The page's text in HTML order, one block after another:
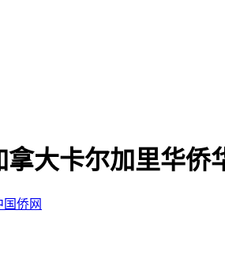
拿大卡尔加里华侨
国侨网